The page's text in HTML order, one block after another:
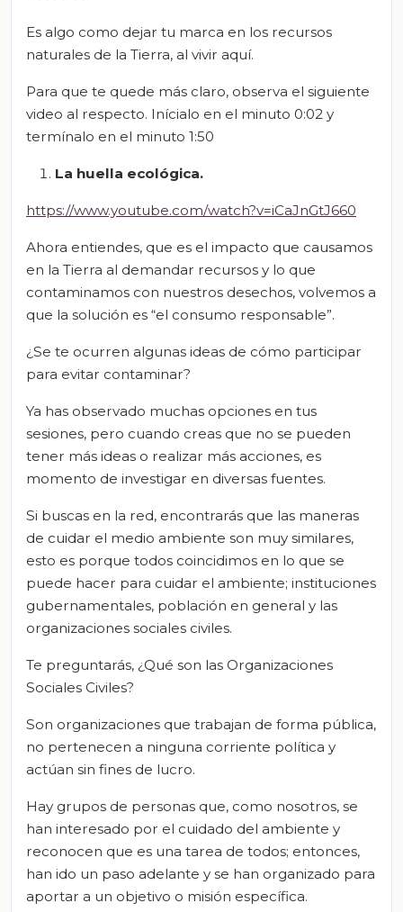
Es algo como dejar tu marca en los recursos
naturales de la Tierra, al vivir aquí.
Para que te quede más claro, observa el siguiente
video al respecto. Inícialo en el minuto 0:02 y
termínalo en el minuto 1:50
La huella ecológica.
https://www.youtube.com/watch?v=iCaJnGtJ660
Ahora entiendes, que es el impacto que causamos
en la Tierra al demandar recursos y lo que
contaminamos con nuestros desechos, volvemos a
que la solución es “el consumo responsable”.
¿Se te ocurren algunas ideas de cómo participar
para evitar contaminar?
Ya has observado muchas opciones en tus
sesiones, pero cuando creas que no se pueden
tener más ideas o realizar más acciones, es
momento de investigar en diversas fuentes.
Si buscas en la red, encontrarás que las maneras
de cuidar el medio ambiente son muy similares,
esto es porque todos coincidimos en lo que se
puede hacer para cuidar el ambiente; instituciones
gubernamentales, población en general y las
organizaciones sociales civiles.
Te preguntarás, ¿Qué son las Organizaciones
Sociales Civiles?
Son organizaciones que trabajan de forma pública,
no pertenecen a ninguna corriente política y
actúan sin fines de lucro.
Hay grupos de personas que, como nosotros, se
han interesado por el cuidado del ambiente y
reconocen que es una tarea de todos; entonces,
han ido un paso adelante y se han organizado para
aportar a un objetivo o misión específica.